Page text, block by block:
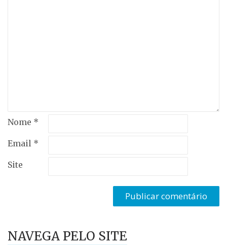
Nome *
Email *
Site
NAVEGA PELO SITE